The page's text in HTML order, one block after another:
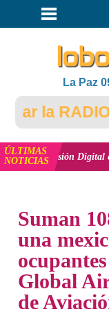
La Paz
la RADIO
ÚLTIMAS
NOTICIAS
inclusión Digital en
Suman
una
Global
de